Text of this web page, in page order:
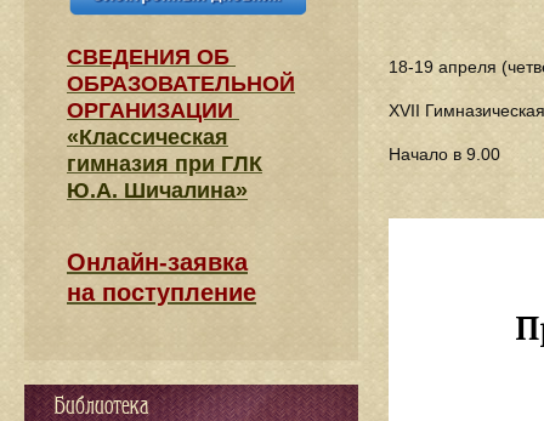
18-19 апреля
XVII
Начало в 9.00
СВЕДЕНИЯ​ ОБ
ОБРАЗОВАТЕЛЬНОЙ
ОРГАНИЗАЦИИ
«Классическая
гимназия при ГЛК
Ю.А. Шичалина»
Онлайн-заявка
на поступление
Библиотека